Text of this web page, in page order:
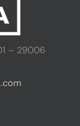
– 29006